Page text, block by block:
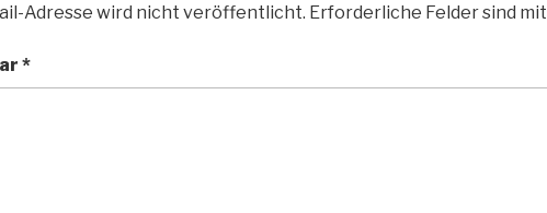
Adresse wird nicht veröffentlicht. Erforderliche Felder sind mit
*